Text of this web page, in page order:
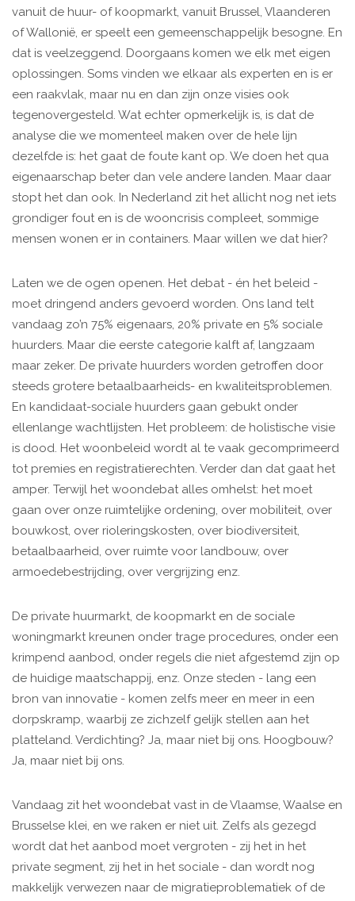
vanuit de huur- of koopmarkt, vanuit Brussel, Vlaanderen
of Wallonië, er speelt een gemeenschappelijk besogne. En
dat is veelzeggend. Doorgaans komen we elk met eigen
oplossingen. Soms vinden we elkaar als experten en is er
een raakvlak, maar nu en dan zijn onze visies ook
tegenovergesteld. Wat echter opmerkelijk is, is dat de
analyse die we momenteel maken over de hele lijn
dezelfde is: het gaat de foute kant op. We doen het qua
eigenaarschap beter dan vele andere landen. Maar daar
stopt het dan ook. In Nederland zit het allicht nog net iets
grondiger fout en is de wooncrisis compleet, sommige
mensen wonen er in containers. Maar willen we dat hier?
Laten we de ogen openen. Het debat - én het beleid -
moet dringend anders gevoerd worden. Ons land telt
vandaag zo’n 75% eigenaars, 20% private en 5% sociale
huurders. Maar die eerste categorie kalft af, langzaam
maar zeker. De private huurders worden getroffen door
steeds grotere betaalbaarheids- en kwaliteitsproblemen.
En kandidaat-sociale huurders gaan gebukt onder
ellenlange wachtlijsten. Het probleem: de holistische visie
is dood. Het woonbeleid wordt al te vaak gecomprimeerd
tot premies en registratierechten. Verder dan dat gaat het
amper. Terwijl het woondebat alles omhelst: het moet
gaan over onze ruimtelijke ordening, over mobiliteit, over
bouwkost, over rioleringskosten, over biodiversiteit,
betaalbaarheid, over ruimte voor landbouw, over
armoedebestrijding, over vergrijzing enz.
De private huurmarkt, de koopmarkt en de sociale
woningmarkt kreunen onder trage procedures, onder een
krimpend aanbod, onder regels die niet afgestemd zijn op
de huidige maatschappij, enz. Onze steden - lang een
bron van innovatie - komen zelfs meer en meer in een
dorpskramp, waarbij ze zichzelf gelijk stellen aan het
platteland. Verdichting? Ja, maar niet bij ons. Hoogbouw?
Ja, maar niet bij ons.
Vandaag zit het woondebat vast in de Vlaamse, Waalse en
Brusselse klei, en we raken er niet uit. Zelfs als gezegd
wordt dat het aanbod moet vergroten - zij het in het
private segment, zij het in het sociale - dan wordt nog
makkelijk verwezen naar de migratieproblematiek of de